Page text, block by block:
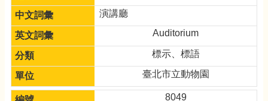
演講廳
Auditorium
標示、標語
臺北市立動物園
8049